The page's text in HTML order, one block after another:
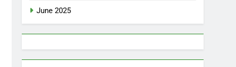
June 2025